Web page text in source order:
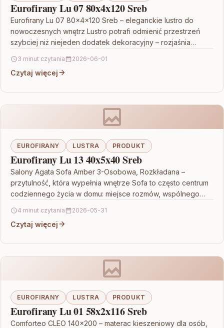
Eurofirany Lu 07 80x4x120 Sreb
Eurofirany Lu 07 80x4x120 Sreb – eleganckie lustro do
nowoczesnych wnętrz Lustro potrafi odmienić przestrzeń
szybciej niż niejeden dodatek dekoracyjny – rozjaśnia
3 minut czytania 2026-06-01
Czytaj więcej
EUROFIRANY LUSTRA PRODUKT
Eurofirany Lu 13 40x5x40 Sreb
Salony Agata Sofa Amber 3-Osobowa, Rozkładana –
przytulność, która wypełnia wnętrze Sofa to często centrum
codziennego życia w domu: miejsce rozmów, wspólnego
4 minut czytania 2026-05-31
Czytaj więcej
EUROFIRANY LUSTRA PRODUKT
Eurofirany Lu 01 58x2x116 Sreb
Comforteo CLEO 140×200 – materac kieszeniowy dla osób,